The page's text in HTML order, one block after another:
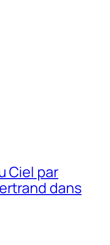
Ciel par
dans